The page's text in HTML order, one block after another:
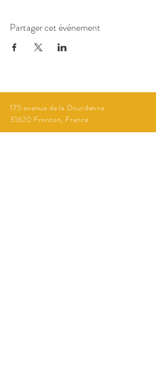
Partager cet événement
175 avenue de la Dourdenne
31620 Fronton, France